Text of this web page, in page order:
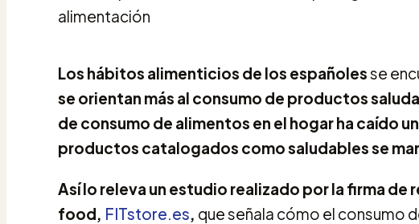
Los hábitos alimenticios de los españolesse
se orientan más al consumo de productos
de consumo de alimentos en el hogar ha caído
productos catalogados como saludables se
Así lo releva un estudio realizado por la firma
food, FITstore.es, que señala cómo el consumo